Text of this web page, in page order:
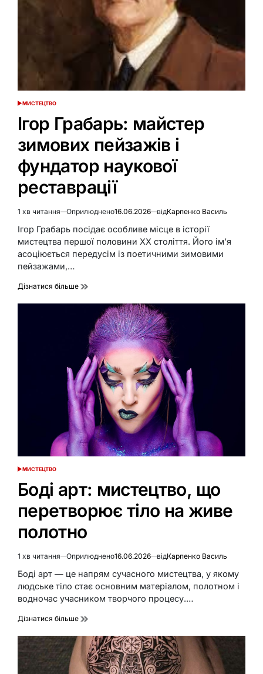
ОПУБЛІКУВАТИ
МИСТЕЦТВО
Ігор Грабарь: майстер
зимових пейзажів і
фундатор наукової
реставрації
Орієнтовний
час
читання
1 хв читання Оприлюднено16.06.2026 відКарпенко Василь
Ігор Грабарь посідає особливе місце в історії
мистецтва першої половини XX століття. Його ім’я
асоціюється передусім із поетичними зимовими
пейзажами,…
Дізнатися більше
ОПУБЛІКУВАТИ
МИСТЕЦТВО
Боді арт: мистецтво, що
перетворює тіло на живе
полотно
Орієнтовний
час
читання
1 хв читання Оприлюднено16.06.2026 відКарпенко Василь
Боді арт — це напрям сучасного мистецтва, у якому
людське тіло стає основним матеріалом, полотном і
водночас учасником творчого процесу.…
Дізнатися більше